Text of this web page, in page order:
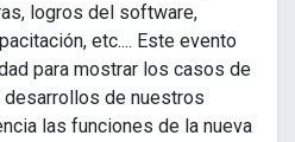
logros del software,
etc.... Este evento
para mostrar los casos de
de nuestros
las funciones de la nueva